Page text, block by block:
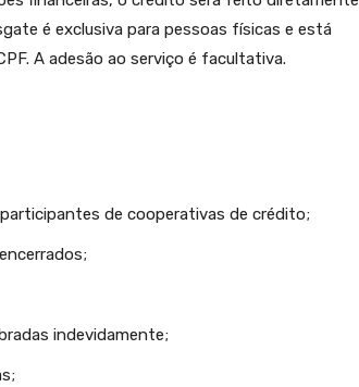
é exclusiva para pessoas físicas e está
A adesão ao serviço é facultativa.
de cooperativas de crédito;
indevidamente;